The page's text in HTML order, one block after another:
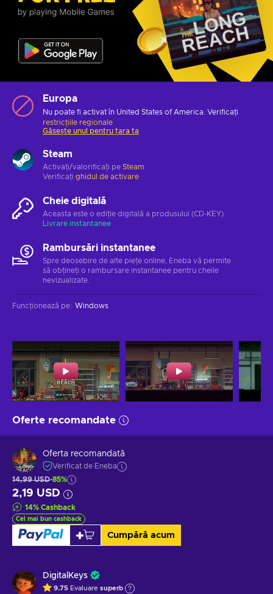
Europa
Nu poate fi activat în United States of America. Verificați
restricțiile regionale
Găsește unul pentru țara ta
Steam
Activați/valorificați pe Steam
Verificați ghidul de activare
Cheie digitală
Aceasta este o ediție digitală a produsului (CD-KEY)
Livrare instantanee
Rambursări instantanee
Spre deosebire de alte piețe online, Eneba vă permite
să obțineți o rambursare instantanee pentru cheile
nevizualizate.
Funcționează pe: Windows
Oferte recomandate
Oferta recomandată
Verificat de Eneba
14,99 USD-85%
2,19 USD
14% Cashback
Cel mai bun cashback
Cumpără acum
DigitalKeys
9.75 Evaluare superb